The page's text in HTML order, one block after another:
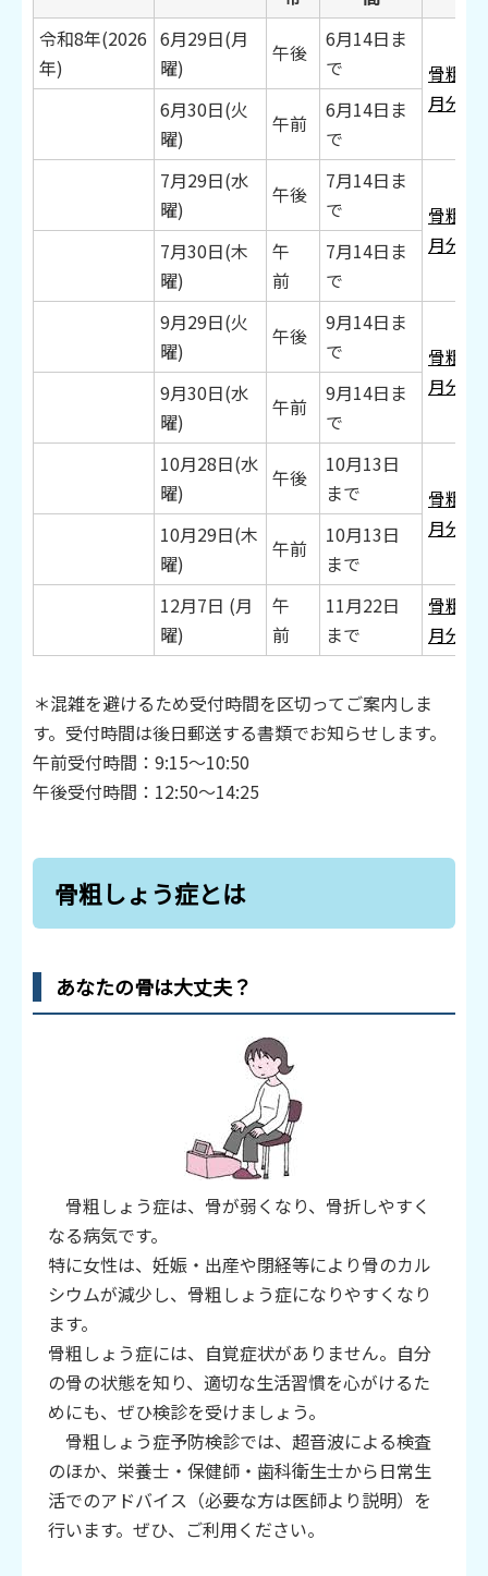
令和8年(2026
年)
6月29日(月
曜)
午後
6月14日ま
で
骨粗し
月分】
6月30日(火
曜)
午前
6月14日ま
で
7月29日(水
曜)
午後
7月14日ま
で
骨粗し
月分】
7月30日(木
曜)
午
前
7月14日ま
で
9月29日(火
曜)
午後
9月14日ま
で
骨粗し
月分】
9月30日(水
曜)
午前
9月14日ま
で
10月28日(水
曜)
午後
10月13日
まで
骨粗し
月分】
10月29日(木
曜)
午前
10月13日
まで
12月7日 (月
曜)
午
前
11月22日
まで
骨粗し
月分】
＊混雑を避けるため受付時間を区切ってご案内しま
す。受付時間は後日郵送する書類でお知らせします。
午前受付時間：9:15～10:50
午後受付時間：12:50～14:25
骨粗しょう症とは
あなたの骨は大丈夫？
骨粗しょう症は、骨が弱くなり、骨折しやすく
なる病気です。
特に女性は、妊娠・出産や閉経等により骨のカル
シウムが減少し、骨粗しょう症になりやすくなり
ます。
骨粗しょう症には、自覚症状がありません。自分
の骨の状態を知り、適切な生活習慣を心がけるた
めにも、ぜひ検診を受けましょう。
骨粗しょう症予防検診では、超音波による検査
のほか、栄養士・保健師・歯科衛生士から日常生
活でのアドバイス（必要な方は医師より説明）を
行います。ぜひ、ご利用ください。